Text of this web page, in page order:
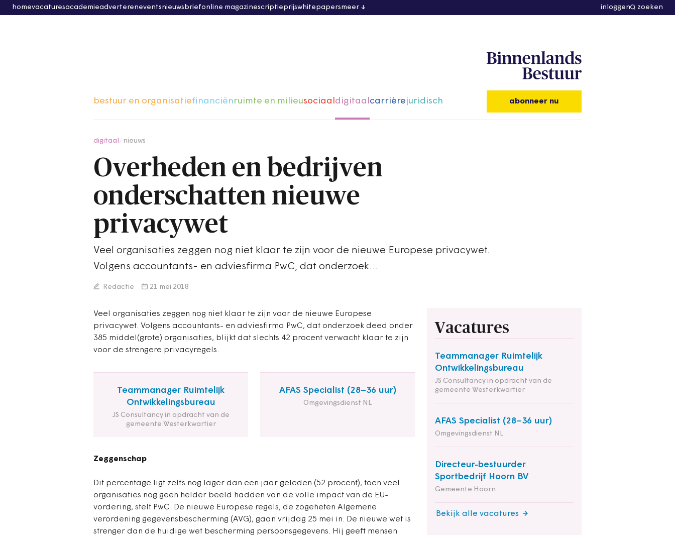
homevacaturesacademieadvertereneventsnieuwsbriefonline magazinescriptieprijswhitepapersmeer inloggen zoeken
bestuur en organisatiefinanciënruimte en milieusociaaldigitaalcarrièrejuridisch abonneer nu
digitaal nieuws
Overheden en bedrijven
onderschatten nieuwe
privacywet
Veel organisaties zeggen nog niet klaar te zijn voor de nieuwe Europese privacywet.
Volgens accountants- en adviesfirma PwC, dat onderzoek…
Redactie 21 mei 2018
Veel organisaties zeggen nog niet klaar te zijn voor de nieuwe Europese
privacywet. Volgens accountants- en adviesfirma PwC, dat onderzoek deed onder
385 middel(grote) organisaties, blijkt dat slechts 42 procent verwacht klaar te zijn
voor de strengere privacyregels.
Teammanager Ruimtelijk
Ontwikkelingsbureau
JS Consultancy in opdracht van de
gemeente Westerkwartier
AFAS Specialist (28–36 uur)
Omgevingsdienst NL
Zeggenschap
Vacatures
Teammanager Ruimtelijk
Ontwikkelingsbureau
JS Consultancy in opdracht van de
gemeente Westerkwartier
AFAS Specialist (28–36 uur)
Omgevingsdienst NL
Directeur-bestuurder
Sportbedrijf Hoorn BV
Gemeente Hoorn
Bekijk alle vacatures
Dit percentage ligt zelfs nog lager dan een jaar geleden (52 procent), toen veel
organisaties nog geen helder beeld hadden van de volle impact van de EU-
vordering, stelt PwC. De nieuwe Europese regels, de zogeheten Algemene
verordening gegevensbescherming (AVG), gaan vrijdag 25 mei in. De nieuwe wet is
strenger dan de huidige wet bescherming persoonsgegevens. Hij geeft mensen